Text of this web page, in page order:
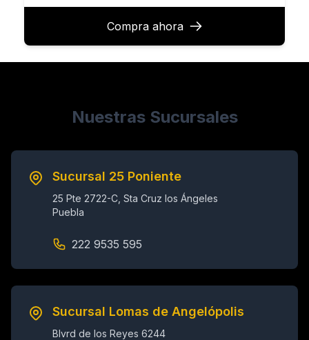
Compra ahora
Nuestras Sucursales
Sucursal 25 Poniente
25 Pte 2722-C, Sta Cruz los Ángeles
Puebla
222 9535 595
Sucursal Lomas de Angelópolis
Blvrd de los Reyes 6244